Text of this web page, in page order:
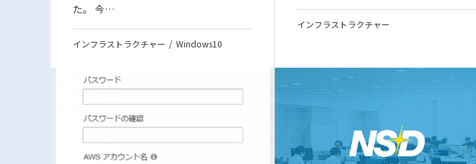
た。 今…
インフラストラクチャー Windows10
インフラストラクチャー